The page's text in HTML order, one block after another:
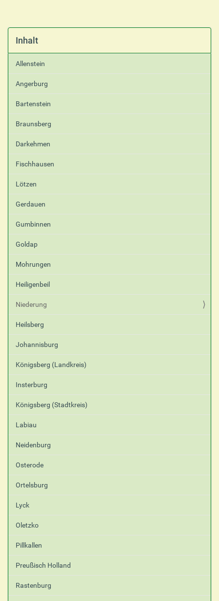
Inhalt
Allenstein
Angerburg
Bartenstein
Braunsberg
Darkehmen
Fischhausen
Lötzen
Gerdauen
Gumbinnen
Goldap
Mohrungen
Heiligenbeil
Niederung
Heilsberg
Johannisburg
Königsberg (Landkreis)
Insterburg
Königsberg (Stadtkreis)
Labiau
Neidenburg
Osterode
Ortelsburg
Lyck
Oletzko
Pillkallen
Preußisch Holland
Rastenburg